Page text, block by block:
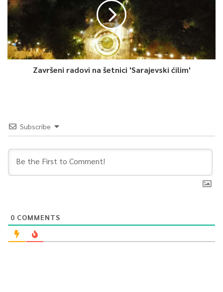
Završeni radovi na šetnici 'Sarajevski ćilim'
Subscribe
0 COMMENTS